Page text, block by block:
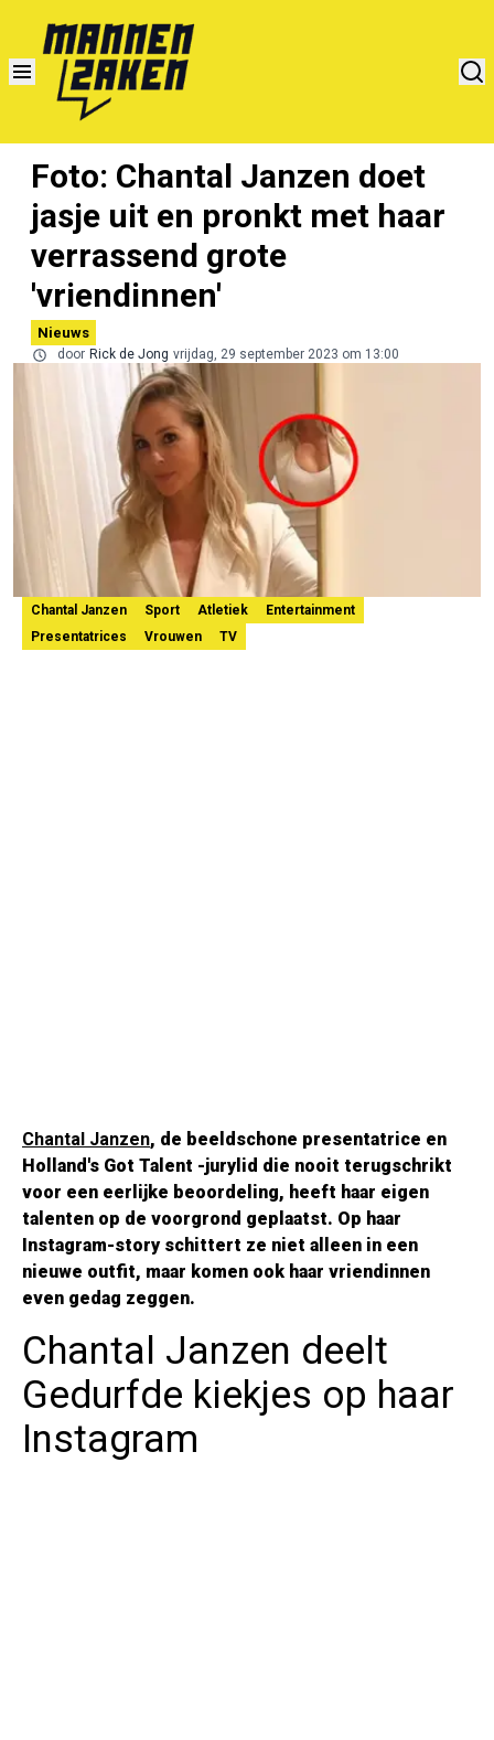
Foto: Chantal Janzen doet
jasje uit en pronkt met haar
verrassend grote
'vriendinnen'
Nieuws
door Rick de Jong vrijdag, 29 september 2023 om 13:00
Chantal Janzen Sport Atletiek
Entertainment
Presentatrices
Vrouwen TV
Chantal Janzen, de beeldschone presentatrice en
Holland's Got Talent -jurylid die nooit terugschrikt
voor een eerlijke beoordeling, heeft haar eigen
talenten op de voorgrond geplaatst. Op haar
Instagram-story schittert ze niet alleen in een
nieuwe outfit, maar komen ook haar vriendinnen
even gedag zeggen.
Chantal Janzen deelt
Gedurfde kiekjes op haar
Instagram